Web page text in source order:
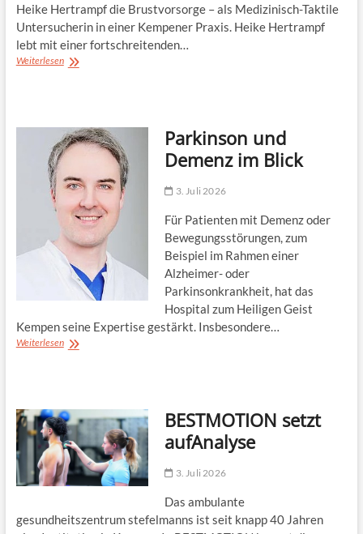
Heike Hertrampf die Brustvorsorge – als Medizinisch-Taktile
Untersucherin in einer Kempener Praxis. Heike Hertrampf
lebt mit einer fortschreitenden…
WeiterlesenMit
Brustgesundheit
Parkinson und
Demenz im Blick
3. Juli 2026
Für Patienten mit Demenz oder
Bewegungsstörungen, zum
Beispiel im Rahmen einer
Alzheimer- oder
Parkinsonkrankheit, hat das
Hospital zum Heiligen Geist
Kempen seine Expertise gestärkt. Insbesondere…
WeiterlesenParkinson
BESTMOTION setzt
aufAnalyse
3. Juli 2026
Das ambulante
gesundheitszentrum stefelmanns ist seit knapp 40 Jahren